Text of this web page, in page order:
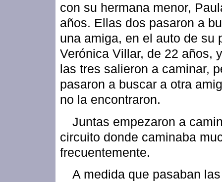
con su hermana menor,
años. Ellas dos pasaron a
una amiga, en el auto de su
Verónica Villar, de 22 años,
las tres salieron a caminar,
pasaron a buscar a otra
no la encontraron.
Juntas empezaron a
circuito donde caminaba
frecuentemente.
A medida que pasaban